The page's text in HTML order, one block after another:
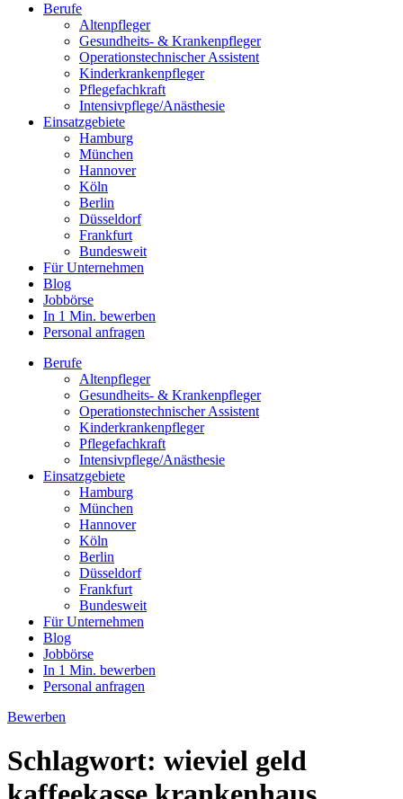
Berufe
Altenpfleger
Gesundheits- & Krankenpfleger
Operationstechnischer Assistent
Kinderkrankenpfleger
Pflegefachkraft
Intensivpflege/Anästhesie
Einsatzgebiete
Hamburg
München
Hannover
Köln
Berlin
Düsseldorf
Frankfurt
Bundesweit
Für Unternehmen
Blog
Jobbörse
In 1 Min. bewerben
Personal anfragen
Berufe
Altenpfleger
Gesundheits- & Krankenpfleger
Operationstechnischer Assistent
Kinderkrankenpfleger
Pflegefachkraft
Intensivpflege/Anästhesie
Einsatzgebiete
Hamburg
München
Hannover
Köln
Berlin
Düsseldorf
Frankfurt
Bundesweit
Für Unternehmen
Blog
Jobbörse
In 1 Min. bewerben
Personal anfragen
Bewerben
Schlagwort: wieviel geld